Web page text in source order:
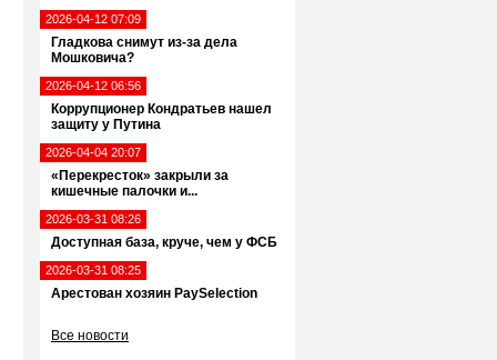
2026-04-12 07:09
Гладкова снимут из-за дела
Мошковича?
2026-04-12 06:56
Коррупционер Кондратьев нашел
защиту у Путина
2026-04-04 20:07
«Перекресток» закрыли за
кишечные палочки и...
2026-03-31 08:26
Доступная база, круче, чем у ФСБ
2026-03-31 08:25
Арестован хозяин PaySelection
Все новости